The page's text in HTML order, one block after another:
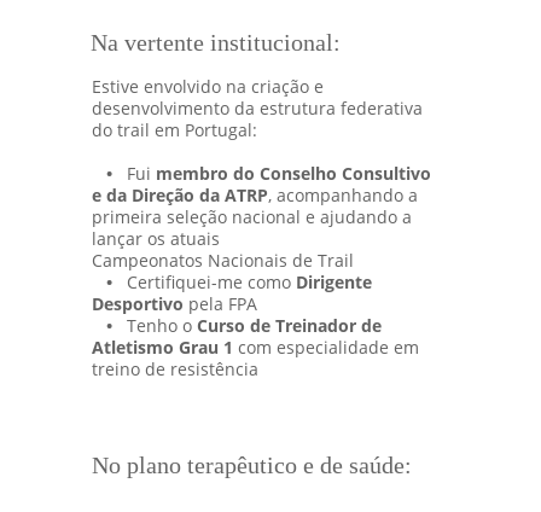
Na vertente institucional:
Estive envolvido na criação e
desenvolvimento da estrutura federativa
do trail em Portugal:
•
   Fui
membro do Conselho Consultivo
e da Direção da ATRP, acompanhando a
primeira seleção nacional e ajudando a
lançar os atuais
Campeonatos Nacionais de Trail
•
   Certifiquei-me como
Dirigente
Desportivo pela FPA
•
   Tenho o
Curso de Treinador de
Atletismo Grau 1 com especialidade em
treino de resistência
No plano terapêutico e de saúde: